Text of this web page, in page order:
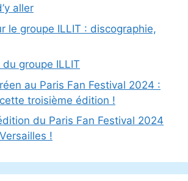
aller
le groupe ILLIT : discographie,
groupe ILLIT
au Paris Fan Festival 2024 :
troisième édition !
du Paris Fan Festival 2024
!